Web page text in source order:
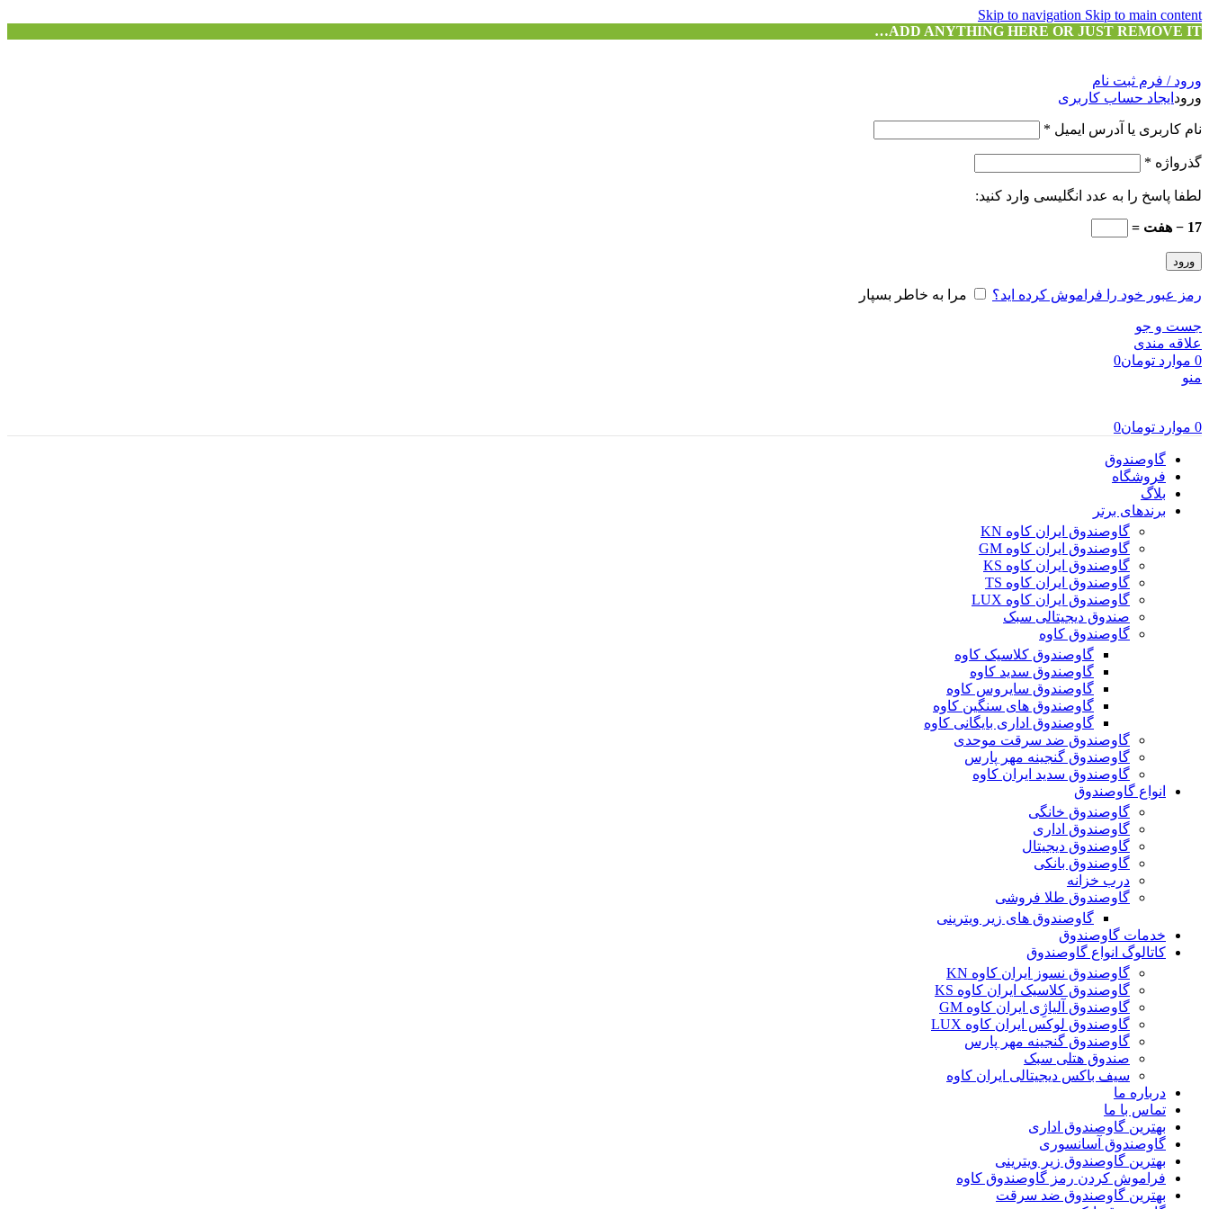
Skip to navigation Skip to main content
ADD ANYTHING HERE OR JUST REMOVE IT…
ورود / فرم ثبت نام
ورود ایجاد حساب کاربری
نام کاربری یا آدرس ایمیل *
گذرواژه *
لطفا پاسخ را به عدد انگلیسی وارد کنید:
17 − هفت =
ورود
رمز عبور خود را فراموش کرده اید؟ مرا به خاطر بسپار
جست و جو
علاقه مندی
0 موارد تومان0
منو
0 موارد تومان0
گاوصندوق
فروشگاه
بلاگ
برندهای برتر
گاوصندوق ایران کاوه KN
گاوصندوق ایران کاوه GM
گاوصندوق ایران کاوه KS
گاوصندوق ایران کاوه TS
گاوصندوق ایران کاوه LUX
صندوق دیجیتالی سبک
گاوصندوق کاوه
گاوصندوق کلاسیک کاوه
گاوصندوق سدید کاوه
گاوصندوق سایروس کاوه
گاوصندوق های سنگین کاوه
گاوصندوق اداری بایگانی کاوه
گاوصندوق ضد سرقت موحدی
گاوصندوق گنجینه مهر پارس
گاوصندوق سدید ایران کاوه
انواع گاوصندوق
گاوصندوق خانگی
گاوصندوق اداری
گاوصندوق دیجیتال
گاوصندوق بانکی
درب خزانه
گاوصندوق طلا فروشی
گاوصندوق های زیر ویترینی
خدمات گاوصندوق
کاتالوگ انواع گاوصندوق
گاوصندوق نسوز ایران کاوه KN
گاوصندوق کلاسیک ایران کاوه KS
گاوصندوق آلیاژِی ایران کاوه GM
گاوصندوق لوکس ایران کاوه LUX
گاوصندوق گنجینه مهر پارس
صندوق هتلی سبک
سیف باکس دیجیتالی ایران کاوه
درباره ما
تماس با ما
بهترین گاوصندوق اداری
گاوصندوق آسانسوری
بهترین گاوصندوق زیر ویترینی
فراموش کردن رمز گاوصندوق کاوه
بهترین گاوصندوق ضد سرقت